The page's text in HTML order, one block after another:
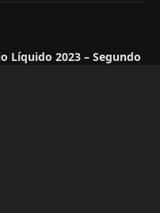
Líquido 2023 – Segundo